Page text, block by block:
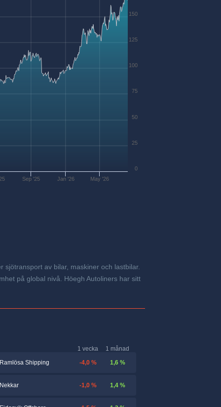
Sep '25 Jan '26 May '26
0
25
50
75
100
125
150
sjötransport av bilar, maskiner och lastbilar.
på global nivå. Höegh Autoliners har sitt
1 vecka
1 månad
Ramlösa Shipping
-4,0 % 1,6 %
Nekkar -1,0 % 1,4 %